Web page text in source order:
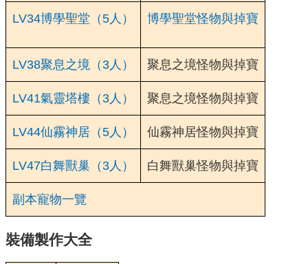
LV34博學聖堂（5人） 博學聖堂怪物與掉寶
LV38聚息之境（3人） 聚息之境怪物與掉寶
LV41氣靈塔樓（3人） 聚息之境怪物與掉寶
LV44仙霧神居（5人） 仙霧神居怪物與掉寶
LV47白舞獸巢（3人） 白舞獸巢怪物與掉寶
副本寵物一覽
裝備製作大全